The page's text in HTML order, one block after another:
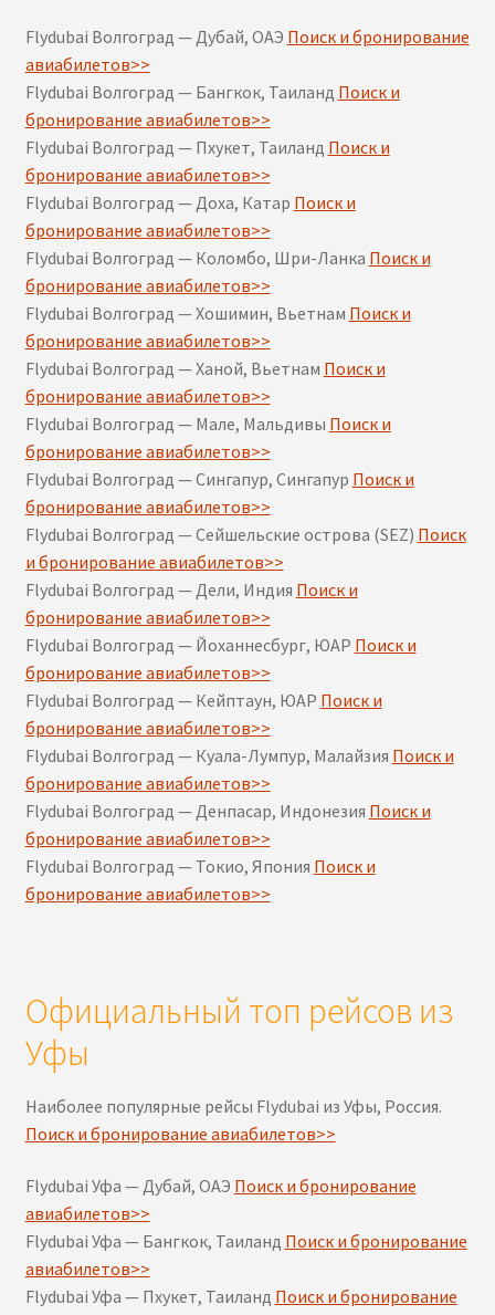
Flydubai Волгоград — Дубай, ОАЭ Поиск и бронирование
авиабилетов>>
Flydubai Волгоград — Бангкок, Таиланд Поиск и
бронирование авиабилетов>>
Flydubai Волгоград — Пхукет, Таиланд Поиск и
бронирование авиабилетов>>
Flydubai Волгоград — Доха, Катар Поиск и
бронирование авиабилетов>>
Flydubai Волгоград — Коломбо, Шри-Ланка Поиск и
бронирование авиабилетов>>
Flydubai Волгоград — Хошимин, Вьетнам Поиск и
бронирование авиабилетов>>
Flydubai Волгоград — Ханой, Вьетнам Поиск и
бронирование авиабилетов>>
Flydubai Волгоград — Мале, Мальдивы Поиск и
бронирование авиабилетов>>
Flydubai Волгоград — Сингапур, Сингапур Поиск и
бронирование авиабилетов>>
Flydubai Волгоград — Сейшельские острова (SEZ) Поиск
и бронирование авиабилетов>>
Flydubai Волгоград — Дели, Индия Поиск и
бронирование авиабилетов>>
Flydubai Волгоград — Йоханнесбург, ЮАР Поиск и
бронирование авиабилетов>>
Flydubai Волгоград — Кейптаун, ЮАР Поиск и
бронирование авиабилетов>>
Flydubai Волгоград — Куала-Лумпур, Малайзия Поиск и
бронирование авиабилетов>>
Flydubai Волгоград — Денпасар, Индонезия Поиск и
бронирование авиабилетов>>
Flydubai Волгоград — Токио, Япония Поиск и
бронирование авиабилетов>>
Официальный топ рейсов из
Уфы
Наиболее популярные рейсы Flydubai из Уфы, Россия.
Поиск и бронирование авиабилетов>>
Flydubai Уфа — Дубай, ОАЭ Поиск и бронирование
авиабилетов>>
Flydubai Уфа — Бангкок, Таиланд Поиск и бронирование
авиабилетов>>
Flydubai Уфа — Пхукет, Таиланд Поиск и бронирование